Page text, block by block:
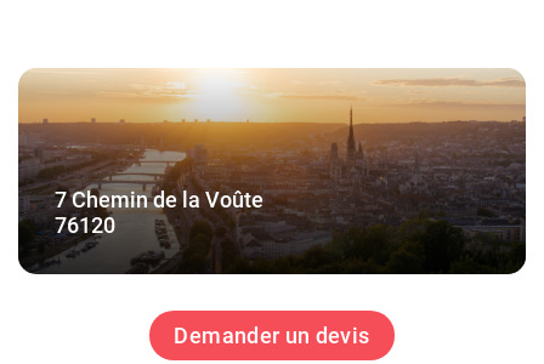
7 Chemin de la Voûte
76120
Demander un devis